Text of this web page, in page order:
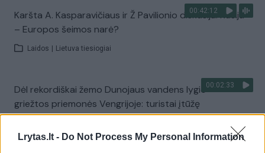
Lrytas.lt - Do Not Process My Personal Information
00:42:12
Karšta A. Kasparavičiaus ir Ž Pavilionio diskusija: Rusija
– Europos šeimos narė?
Laidos Lietuva tiesiogiai
00:02:33
Dėl rekordiškai žemo Dunojaus vandens lygio –
griežtos priemonės Vengrijoje: turistai įtūžę